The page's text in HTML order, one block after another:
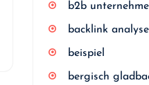
b2b
backlink analyse
beispiel
bergisch